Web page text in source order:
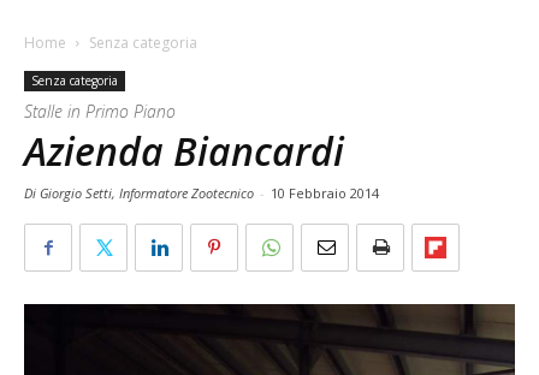
Home Senza categoria
Senza categoria
Stalle in Primo Piano
Azienda Biancardi
Di Giorgio Setti, Informatore Zootecnico - 10 Febbraio 2014